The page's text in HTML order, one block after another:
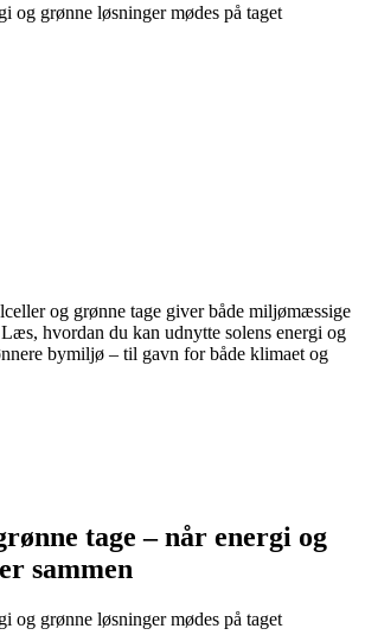
og grønne løsninger mødes på taget
og grønne tage giver både miljømæssige
hvordan du kan udnytte solens energi og
bymiljø – til gavn for både klimaet og
tage – når energi og
sammen
og grønne løsninger mødes på taget